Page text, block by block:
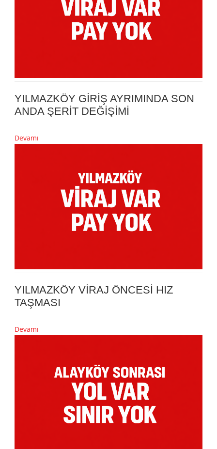
YILMAZKÖY GİRİŞ AYRIMINDA SON
ANDA ŞERİT DEĞİŞİMİ
Devamı
YILMAZKÖY VİRAJ ÖNCESİ HIZ
TAŞMASI
Devamı